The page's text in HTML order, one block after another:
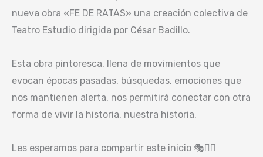
nueva obra «FE DE RATAS» una creación colectiva de
Teatro Estudio dirigida por César Badillo.
Esta obra pintoresca, llena de movimientos que
evocan épocas pasadas, búsquedas, emociones que
nos mantienen alerta, nos permitirá conectar con otra
forma de vivir la historia, nuestra historia.
Les esperamos para compartir este inicio 🎭✊🏽